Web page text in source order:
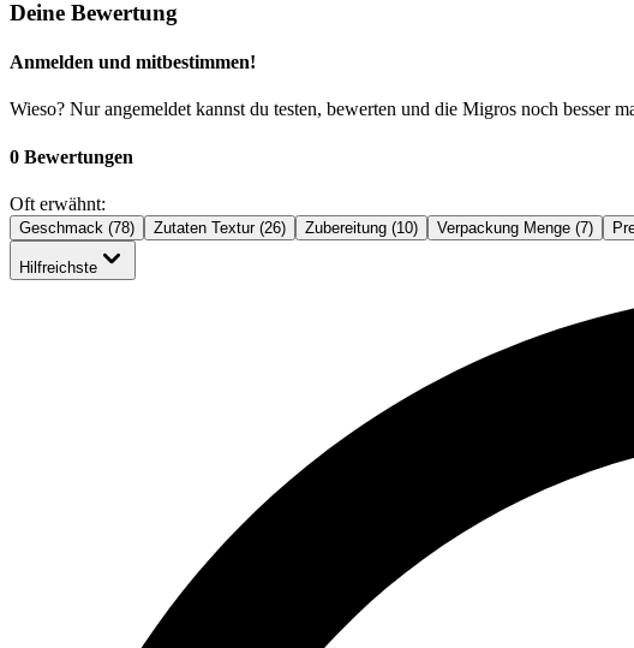
Deine Bewertung
Anmelden und mitbestimmen!
Wieso? Nur angemeldet kannst du testen, bewerten und die Migros noch besser
0 Bewertungen
Oft erwähnt:
Geschmack (78) Zutaten Textur (26) Zubereitung (10) Verpackung Menge (7)
Hilfreichste